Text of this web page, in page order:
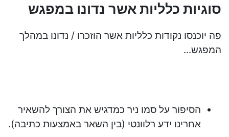
סוגיות כלליות אשר נדונו במפגש
פה יוכנסו נקודות כלליות אשר הוזכרו / נדונו במהלך
המפגש...
הסיפור על סמו ניר כמדגיש את הצורך להשאיר
אחרינו ידע רלוונטי (בין השאר באמצעות כתיבה).